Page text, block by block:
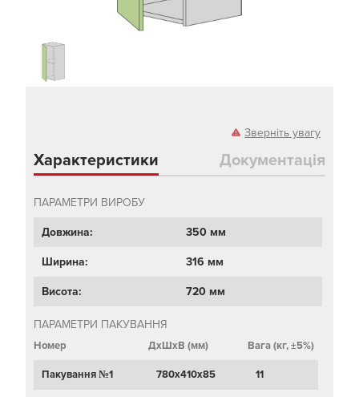
Зверніть увагу
Характеристики Документація
ПАРАМЕТРИ ВИРОБУ
Довжина: 350 мм
Ширина: 316 мм
Висота: 720 мм
ПАРАМЕТРИ ПАКУВАННЯ
Номер ДхШхВ (мм) Вага (кг, ±5%)
Пакування №1 780х410х85 11